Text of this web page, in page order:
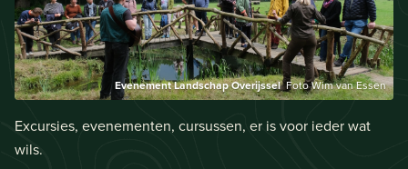
Evenement Landschap OverijsselFoto Wim van Essen
Excursies, evenementen, cursussen, er is voor ieder wat
wils.